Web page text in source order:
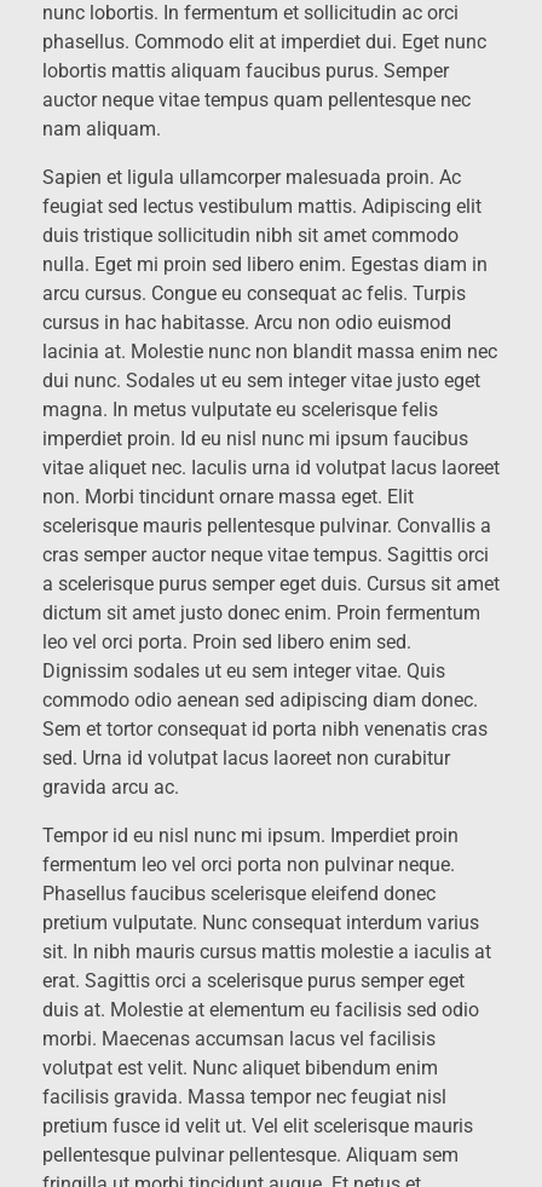
nunc lobortis. In fermentum et sollicitudin ac orci
phasellus. Commodo elit at imperdiet dui. Eget nunc
lobortis mattis aliquam faucibus purus. Semper
auctor neque vitae tempus quam pellentesque nec
nam aliquam.
Sapien et ligula ullamcorper malesuada proin. Ac
feugiat sed lectus vestibulum mattis. Adipiscing elit
duis tristique sollicitudin nibh sit amet commodo
nulla. Eget mi proin sed libero enim. Egestas diam in
arcu cursus. Congue eu consequat ac felis. Turpis
cursus in hac habitasse. Arcu non odio euismod
lacinia at. Molestie nunc non blandit massa enim nec
dui nunc. Sodales ut eu sem integer vitae justo eget
magna. In metus vulputate eu scelerisque felis
imperdiet proin. Id eu nisl nunc mi ipsum faucibus
vitae aliquet nec. Iaculis urna id volutpat lacus laoreet
non. Morbi tincidunt ornare massa eget. Elit
scelerisque mauris pellentesque pulvinar. Convallis a
cras semper auctor neque vitae tempus. Sagittis orci
a scelerisque purus semper eget duis. Cursus sit amet
dictum sit amet justo donec enim. Proin fermentum
leo vel orci porta. Proin sed libero enim sed.
Dignissim sodales ut eu sem integer vitae. Quis
commodo odio aenean sed adipiscing diam donec.
Sem et tortor consequat id porta nibh venenatis cras
sed. Urna id volutpat lacus laoreet non curabitur
gravida arcu ac.
Tempor id eu nisl nunc mi ipsum. Imperdiet proin
fermentum leo vel orci porta non pulvinar neque.
Phasellus faucibus scelerisque eleifend donec
pretium vulputate. Nunc consequat interdum varius
sit. In nibh mauris cursus mattis molestie a iaculis at
erat. Sagittis orci a scelerisque purus semper eget
duis at. Molestie at elementum eu facilisis sed odio
morbi. Maecenas accumsan lacus vel facilisis
volutpat est velit. Nunc aliquet bibendum enim
facilisis gravida. Massa tempor nec feugiat nisl
pretium fusce id velit ut. Vel elit scelerisque mauris
pellentesque pulvinar pellentesque. Aliquam sem